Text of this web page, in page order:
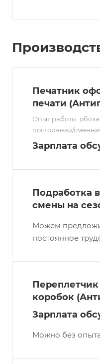
Печатник
печати
Опыт работы:
постоянная/
Зарплата
Подработка
смены на
Можем
постоянное
Переплетчик
коробок
Зарплата
Можно без